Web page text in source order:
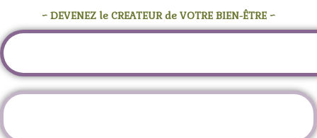
~ DEVENEZ le CREATEUR de VOTRE BIEN-ÊTRE ~